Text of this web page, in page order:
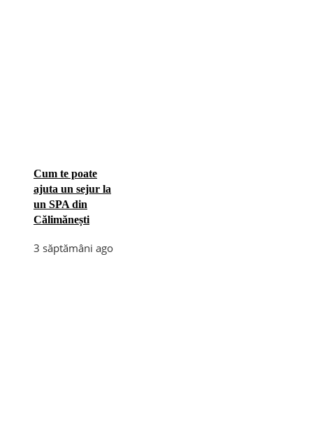
Cum te poate
ajuta un sejur la
un SPA din
Călimănești
3 săptămâni ago